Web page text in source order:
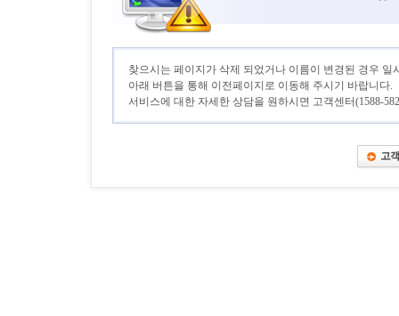
찾으시는 페이지가 삭제 되었거나 이름이 변경된 경우 일
아래 버튼을 통해 이전페이지로 이동해 주시기 바랍니다.
서비스에 대한 자세한 상담을 원하시면 고객센터(1588-